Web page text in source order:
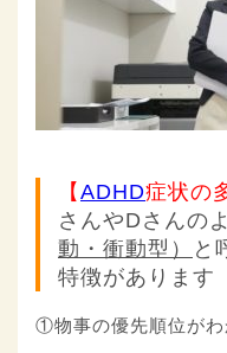
【 ADHD症状の
さんやDさんの
動・衝動型）
と
特徴があります
①物事の優先順位がわ